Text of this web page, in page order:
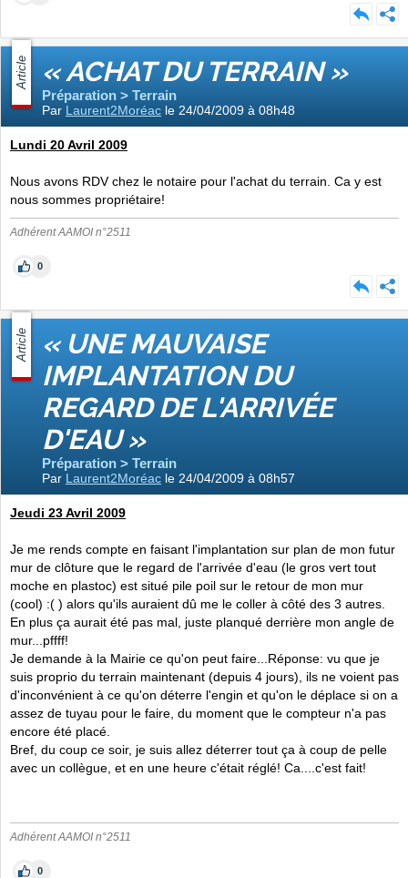
Article « ACHAT DU TERRAIN »
Préparation > Terrain
Par Laurent2Moréac le 24/04/2009 à 08h48
Lundi 20 Avril 2009
Nous avons RDV chez le notaire pour l'achat du terrain. Ca y est
nous sommes propriétaire!
Adhérent AAMOI n°2511
0
Article « UNE MAUVAISE
IMPLANTATION DU
REGARD DE L'ARRIVÉE
D'EAU »
Préparation > Terrain
Par Laurent2Moréac le 24/04/2009 à 08h57
Jeudi 23 Avril 2009
Je me rends compte en faisant l'implantation sur plan de mon futur
mur de clôture que le regard de l'arrivée d'eau (le gros vert tout
moche en plastoc) est situé pile poil sur le retour de mon mur
(cool) :( ) alors qu'ils auraient dû me le coller à côté des 3 autres.
En plus ça aurait été pas mal, juste planqué derrière mon angle de
mur...pffff!
Je demande à la Mairie ce qu'on peut faire...Réponse: vu que je
suis proprio du terrain maintenant (depuis 4 jours), ils ne voient pas
d'inconvénient à ce qu'on déterre l'engin et qu'on le déplace si on a
assez de tuyau pour le faire, du moment que le compteur n'a pas
encore été placé.
Bref, du coup ce soir, je suis allez déterrer tout ça à coup de pelle
avec un collègue, et en une heure c'était réglé! Ca....c'est fait!
Adhérent AAMOI n°2511
0